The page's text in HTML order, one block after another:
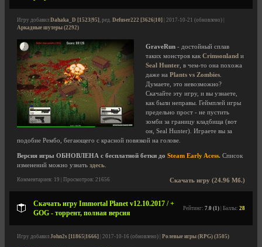
Игру добавил Dahaka_D [1523|95], ред. Defuser222 [3626|10] | 2017-10-21 (обновлено) |
Аркадные шутеры (2292)
GraveRun - достойный сплав
таких монстров как Crimsonland и
Seal Hunter , в чем-то она похожа
даже на Plants vs Zombies
Думаете, это невозможно?
Скачайте эту игру, и вы узнаете,
как были неправы. Геймплей игры
предельно прост - не пустить
зомби за границу кладбища (вот
он, Seal Hunter). Играете вы за
подобие Рембо, бегающего с красной повязкой на голове.
Версия игры ОБНОВЛЕНА с бесплатной бетки до Steam Early Acess. Список
изменений можно узнать здесь
Скачать игру (24.96 Мб.)
Комментариев: 19 | Просмотров: 21656
Скачать игру Immortal Planet v12.10.2017 / +
GOG - торрент, полная версия
Рейтинг: 7.0 (1) | Баллы: 28
Игру добавил John2s [11865|1666] | 2017-10-16 (обновлено) | Ролевые игры (RPG) (3505)